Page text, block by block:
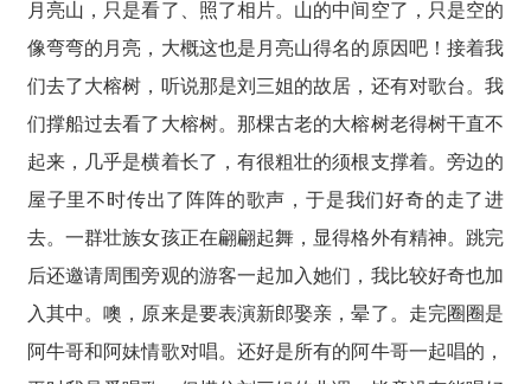
月亮山，只是看了、照了相片。山的中间空了，只是空的
像弯弯的月亮，大概这也是月亮山得名的原因吧！接着我
们去了大榕树，听说那是刘三姐的故居，还有对歌台。我
们撑船过去看了大榕树。那棵古老的大榕树老得树干直不
起来，几乎是横着长了，有很粗壮的须根支撑着。旁边的
屋子里不时传出了阵阵的歌声，于是我们好奇的走了进
去。一群壮族女孩正在翩翩起舞，显得格外有精神。跳完
后还邀请周围旁观的游客一起加入她们，我比较好奇也加
入其中。噢，原来是要表演新郎娶亲，晕了。走完圈圈是
阿牛哥和阿妹情歌对唱。还好是所有的阿牛哥一起唱的，